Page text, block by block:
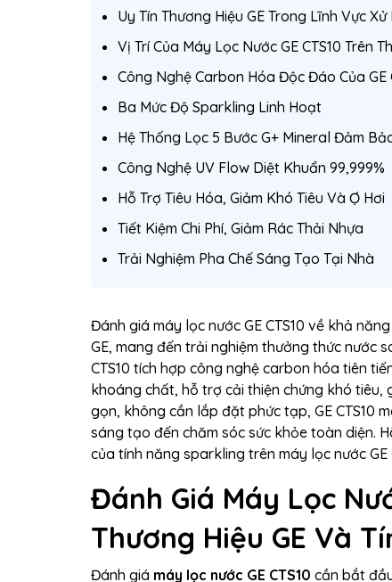
Uy Tín Thương Hiệu GE Trong Lĩnh Vực
Vị Trí Của Máy Lọc Nước GE CTS10 Trên
Công Nghệ Carbon Hóa Độc Đáo Của GE
Ba Mức Độ Sparkling Linh Hoạt
Hệ Thống Lọc 5 Bước G+ Mineral Đảm
Công Nghệ UV Flow Diệt Khuẩn 99,999%
Hỗ Trợ Tiêu Hóa, Giảm Khó Tiêu Và Ợ Hơi
Tiết Kiệm Chi Phí, Giảm Rác Thải Nhựa
Trải Nghiệm Pha Chế Sáng Tạo Tại Nhà
Đánh giá máy lọc nước GE CTS10 về khả
GE, mang đến trải nghiệm thưởng thức nước
CTS10 tích hợp công nghệ carbon hóa tiên
khoáng chất, hỗ trợ cải thiện chứng khó
gọn, không cần lắp đặt phức tạp, GE CTS10
sáng tạo đến chăm sóc sức khỏe toàn diện.
của tính năng sparkling trên máy lọc nước GE
Đánh Giá Máy Lọc
Thương Hiệu GE Và
Đánh giá máy lọc nước GE CTS10 cần bắt